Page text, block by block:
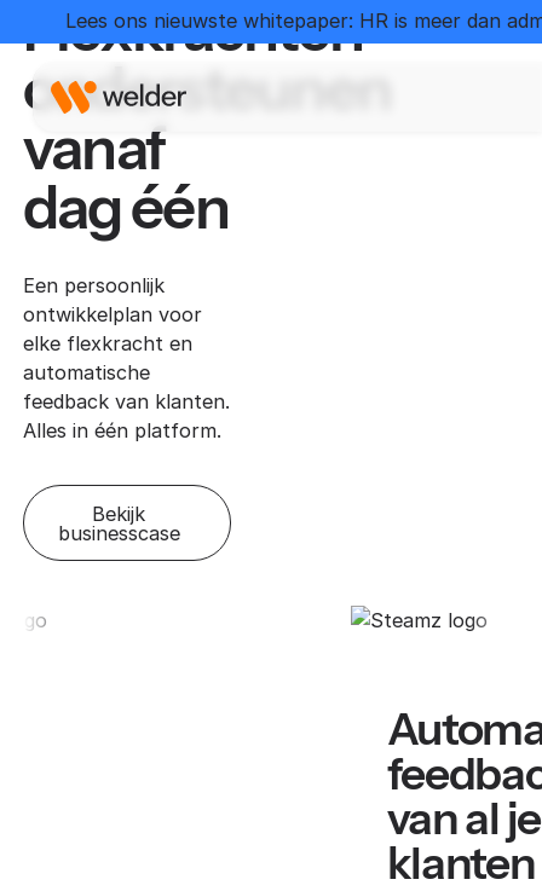
Lees ons nieuwste whitepaper: HR is meer dan
Flexkrachten
ondersteunen
vanaf
dag één
Een persoonlijk
ontwikkelplan voor
elke flexkracht en
automatische
feedback van klanten.
Alles in één platform.
Bekijk
businesscase
van al je
klanten